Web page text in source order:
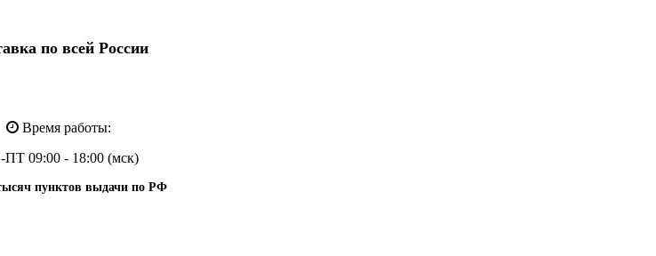
по всей России
Время работы:
09:00 - 18:00 (мск)
пунктов выдачи по РФ